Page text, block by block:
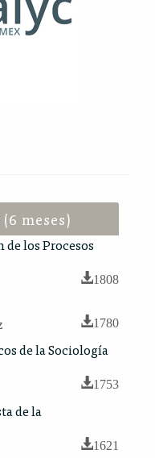
meses)
los Procesos
1808
1780
de la Sociología
1753
de la
1621